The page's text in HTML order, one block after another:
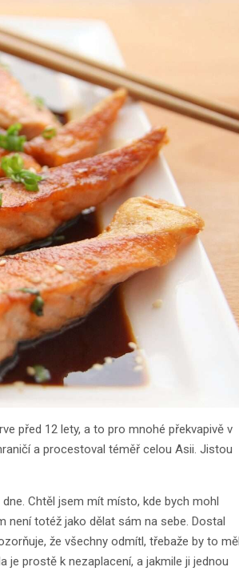
před 12 lety, a to pro mnohé překvapivě v
a procestoval téměř celou Asii. Jistou
Chtěl jsem mít místo, kde bych mohl
není totéž jako dělat sám na sebe. Dostal
že všechny odmítl, třebaže by to měl
je prostě k nezaplacení, a jakmile ji jednou